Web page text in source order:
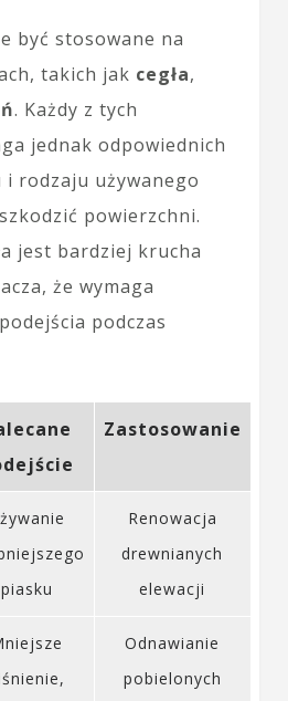
być stosowane na
takich jak cegła,
. Każdy z tych
jednak odpowiednich
rodzaju używanego
powierzchni.
jest bardziej krucha
że wymaga
podczas
Zastosowanie
piasku
Renowacja
drewnianych
elewacji
Odnawianie
pobielonych